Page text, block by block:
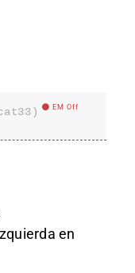
EM Off
en